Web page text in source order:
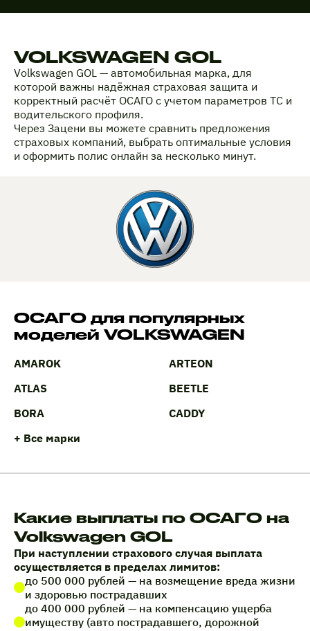
VOLKSWAGEN GOL
Volkswagen GOL — автомобильная марка, для
которой важны надёжная страховая защита и
корректный расчёт ОСАГО с учетом параметров ТС и
водительского профиля.
Через Зацени вы можете сравнить предложения
страховых компаний, выбрать оптимальные условия
и оформить полис онлайн за несколько минут.
ОСАГО для популярных
моделей VOLKSWAGEN
AMAROK
ARTEON
ATLAS
BEETLE
BORA
CADDY
+ Все марки
Какие выплаты по ОСАГО на
Volkswagen GOL
При наступлении страхового случая выплата
осуществляется в пределах лимитов:
до 500 000 рублей — на возмещение вреда жизни
и здоровью пострадавших
до 400 000 рублей — на компенсацию ущерба
имуществу (авто пострадавшего, дорожной